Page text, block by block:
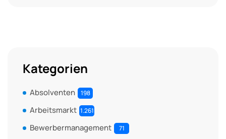
Kategorien
Absolventen 198
Arbeitsmarkt 1.261
Bewerbermanagement 71